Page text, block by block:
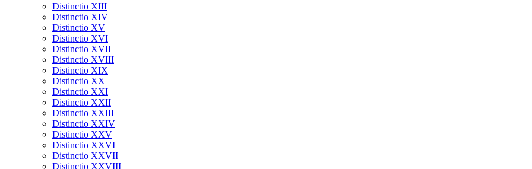
Distinctio XIII
Distinctio XIV
Distinctio XV
Distinctio XVI
Distinctio XVII
Distinctio XVIII
Distinctio XIX
Distinctio XX
Distinctio XXI
Distinctio XXII
Distinctio XXIII
Distinctio XXIV
Distinctio XXV
Distinctio XXVI
Distinctio XXVII
Distinctio XXVIII